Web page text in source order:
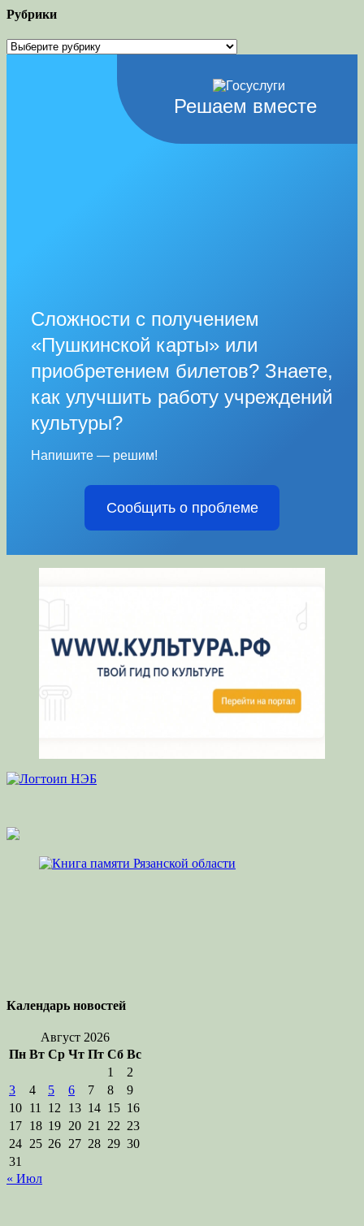
Рубрики
Рубрики
Решаем вместе
Сложности с получением
«Пушкинской карты» или
приобретением билетов? Знаете,
как улучшить работу учреждений
культуры?
Напишите — решим!
Сообщить о проблеме
Календарь новостей
Август 2026
Пн Вт Ср Чт Пт Сб Вс
1
2
3
4 5 6 7 8
9
10 11 12 13 14 15 16
17 18 19 20 21 22 23
24 25 26 27 28 29 30
31
« Июл